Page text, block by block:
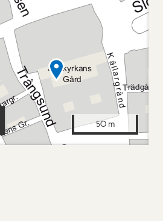
50 m